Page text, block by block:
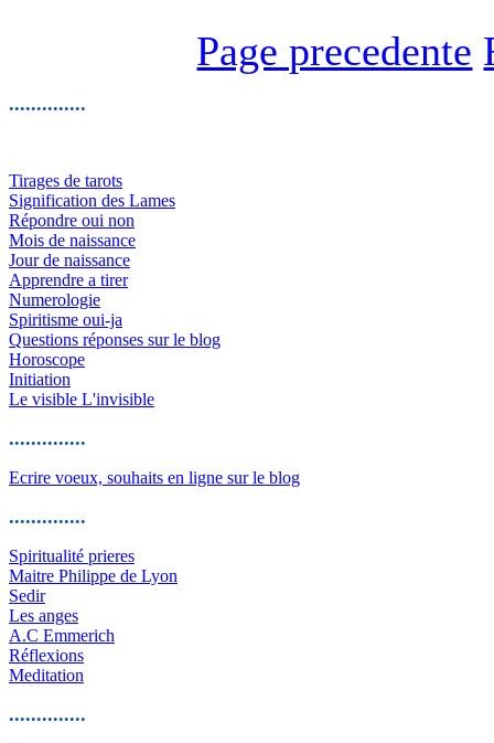
Page precedente
..............
Tirages de tarots
Signification des Lames
Répondre oui non
Mois de naissance
Jour de naissance
Apprendre a tirer
Numerologie
Spiritisme oui-ja
Questions réponses sur le blog
Horoscope
Initiation
Le visible L'invisible
..............
Ecrire voeux, souhaits en ligne sur le blog
..............
Spiritualité prieres
Maitre Philippe de Lyon
Sedir
Les anges
A.C Emmerich
Réflexions
Meditation
..............